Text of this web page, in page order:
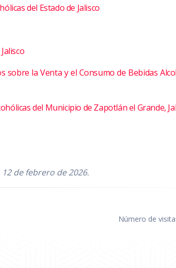
del Estado de Jalisco
la Venta y el Consumo de Bebidas
del Municipio de Zapotlán el Grande,
de febrero de 2026.
Número de